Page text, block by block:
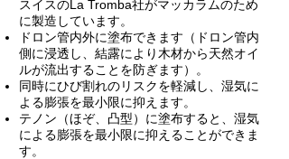
スイスのLa Tromba社がマッカラムのため
に製造しています。
ドロン管内外に塗布できます（ドロン管内
側に浸透し、結露により木材から天然オイ
ルが流出することを防ぎます）。
同時にひび割れのリスクを軽減し、湿気に
よる膨張を最小限に抑えます。
テノン（ほぞ、凸型）に塗布すると、湿気
による膨張を最小限に抑えることができま
す。